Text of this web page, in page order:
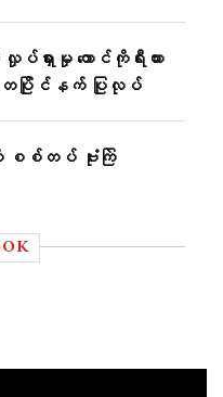
ရှားမှု တောင်ကိုရီးယား
တပြိုင်နက် ပြုလုပ်
စစ်တပ် ဗုံးကြဲ